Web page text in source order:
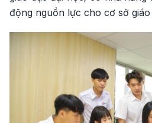
động nguồn lực cho cơ sở